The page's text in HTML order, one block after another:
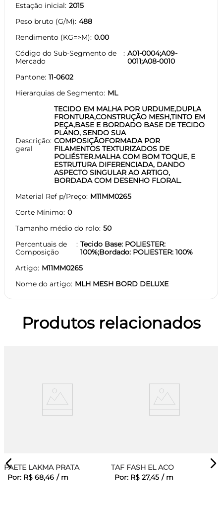
Estação inicial 2015
Peso bruto (G/M) 488
Rendimento (KG=>M) 0.00
Código do Sub-Segmento de
Mercado
A01-0004;A09-
0011;A08-0010
Pantone 11-0602
Hierarquias de Segmento ML
Descrição
geral
TECIDO EM MALHA POR URDUME,DUPLA
FRONTURA,CONSTRUÇÃO MESH,TINTO EM
PEÇA,BASE E BORDADO BASE DE TECIDO
PLANO, SENDO SUA
COMPOSIÇÃOFORMADA POR
FILAMENTOS TEXTURIZADOS DE
POLIÉSTER.MALHA COM BOM TOQUE, E
ESTRUTURA DIFERENCIADA, DANDO
ASPECTO SINGULAR AO ARTIGO,
BORDADA COM DESENHO FLORAL.
Material Ref p/Preço M11MM0265
Corte Mínimo 0
Tamanho médio do rolo 50
Percentuais de
Composição
Tecido Base: POLIESTER:
100%;Bordado: POLIESTER: 100%
Artigo M11MM0265
Nome do artigo MLH MESH BORD DELUXE
Produtos relacionados
PAETE LAKMA PRATA
Por: R$ 68,46 / m
TAF FASH EL ACO
Por: R$ 27,45 / m